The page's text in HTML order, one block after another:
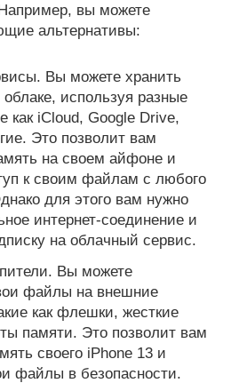
вы можете
альтернативы:
Вы можете хранить
используя разные
как iCloud, Google Drive,
Это позволит вам
на своем айфоне и
к своим файлам с любого
для этого вам нужно
интернет-соединение и
на облачный сервис.
Вы можете
файлы на внешние
как флешки, жесткие
памяти. Это позволит вам
своего iPhone 13 и
файлы в безопасности.